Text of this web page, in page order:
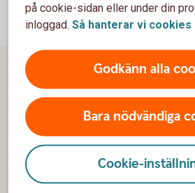
på cookie-sidan eller under din
inloggad. Så hanterar vi cookies
Godkänn alla
Bara nödvändiga
Cookie-
Sidfot
Hitta snabbt
Kundservice
Spärrhjälp
Hitta bankkontor